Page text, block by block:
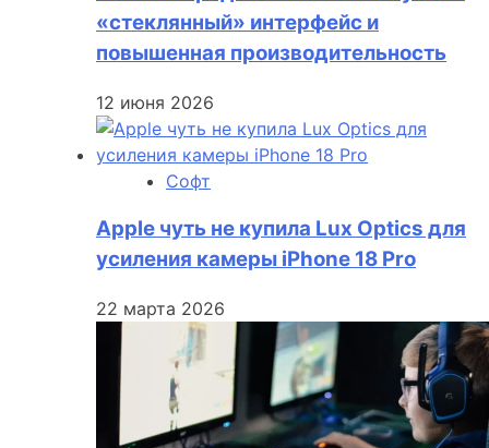
«стеклянный» интерфейс и
повышенная производительность
12 июня 2026
Софт
Apple чуть не купила Lux Optics для
усиления камеры iPhone 18 Pro
22 марта 2026